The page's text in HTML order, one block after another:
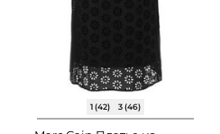
1 (42) 3 (46)